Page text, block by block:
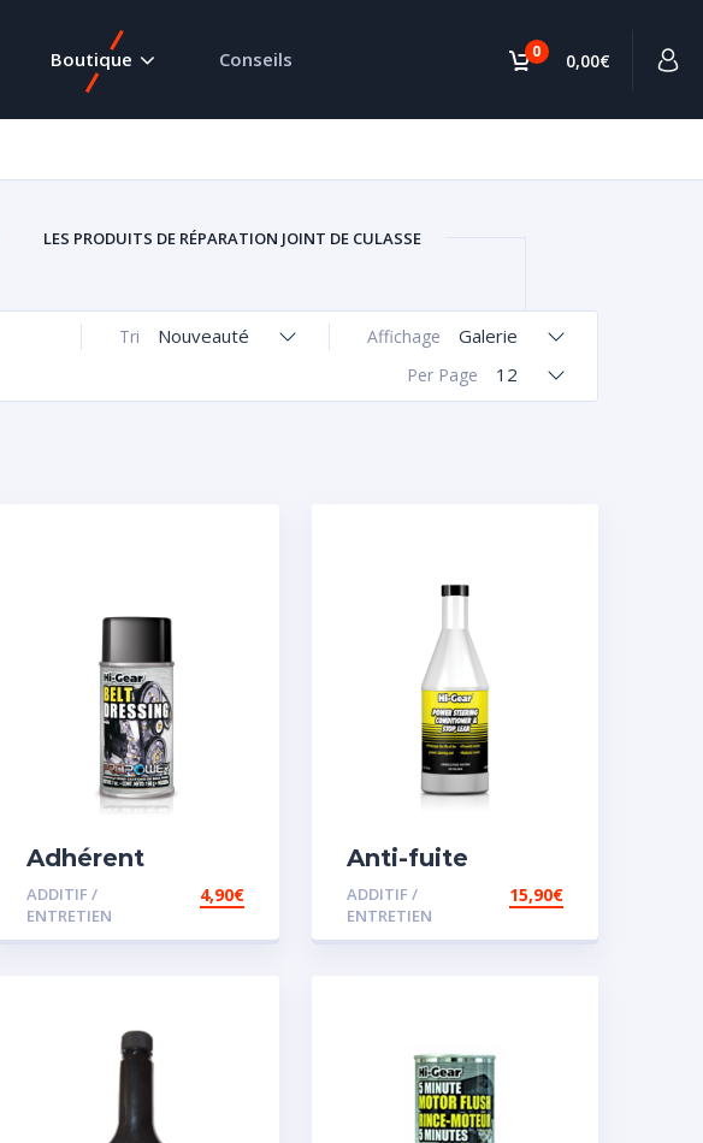
0 0,00€
Boutique Conseils
LES PRODUITS DE RÉPARATION JOINT DE CULASSE
Affichage Galerie
Tri Nouveauté
Per Page 12
Adhérent
courroie
ADDITIF /
ENTRETIEN
4,90€
Anti-fuite
concentré pour
direction
assistée
ADDITIF /
ENTRETIEN
15,90€